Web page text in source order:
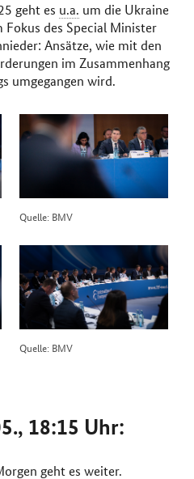
geht es u.a. um die Ukraine
Fokus des Special Minister
Ansätze, wie mit den
im Zusammenhang
umgegangen wird.
Quelle: BMV
Quelle: BMV
18:15 Uhr:
geht es weiter.